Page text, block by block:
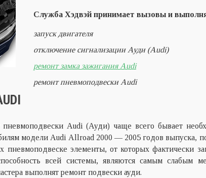
Служба Хэдвэй принимает вызовы и
запуск двигателя
отключение сигнализации Ауди (Audi)
ремонт замка зажигания Audi
ремонт пневмоподвески Audi
пневмоподвески Audi (Ауди) чаще всего бывает
модели Audi Allroad 2000 — 2005 годов выпуска,
пневмоподвеске элементы, от которых фактически
всей системы, являются самым слабым
выполнят ремонт подвески ауди.